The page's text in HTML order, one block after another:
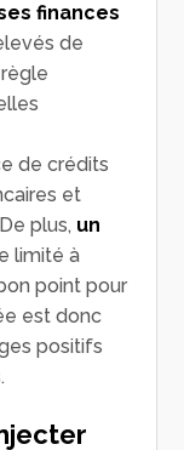
finances
de
de crédits
et
plus, un
limité à
point pour
est donc
positifs